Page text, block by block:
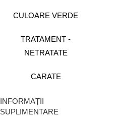
CULOARE VERDE
TRATAMENT -
NETRATATE
CARATE
INFORMAȚII
SUPLIMENTARE